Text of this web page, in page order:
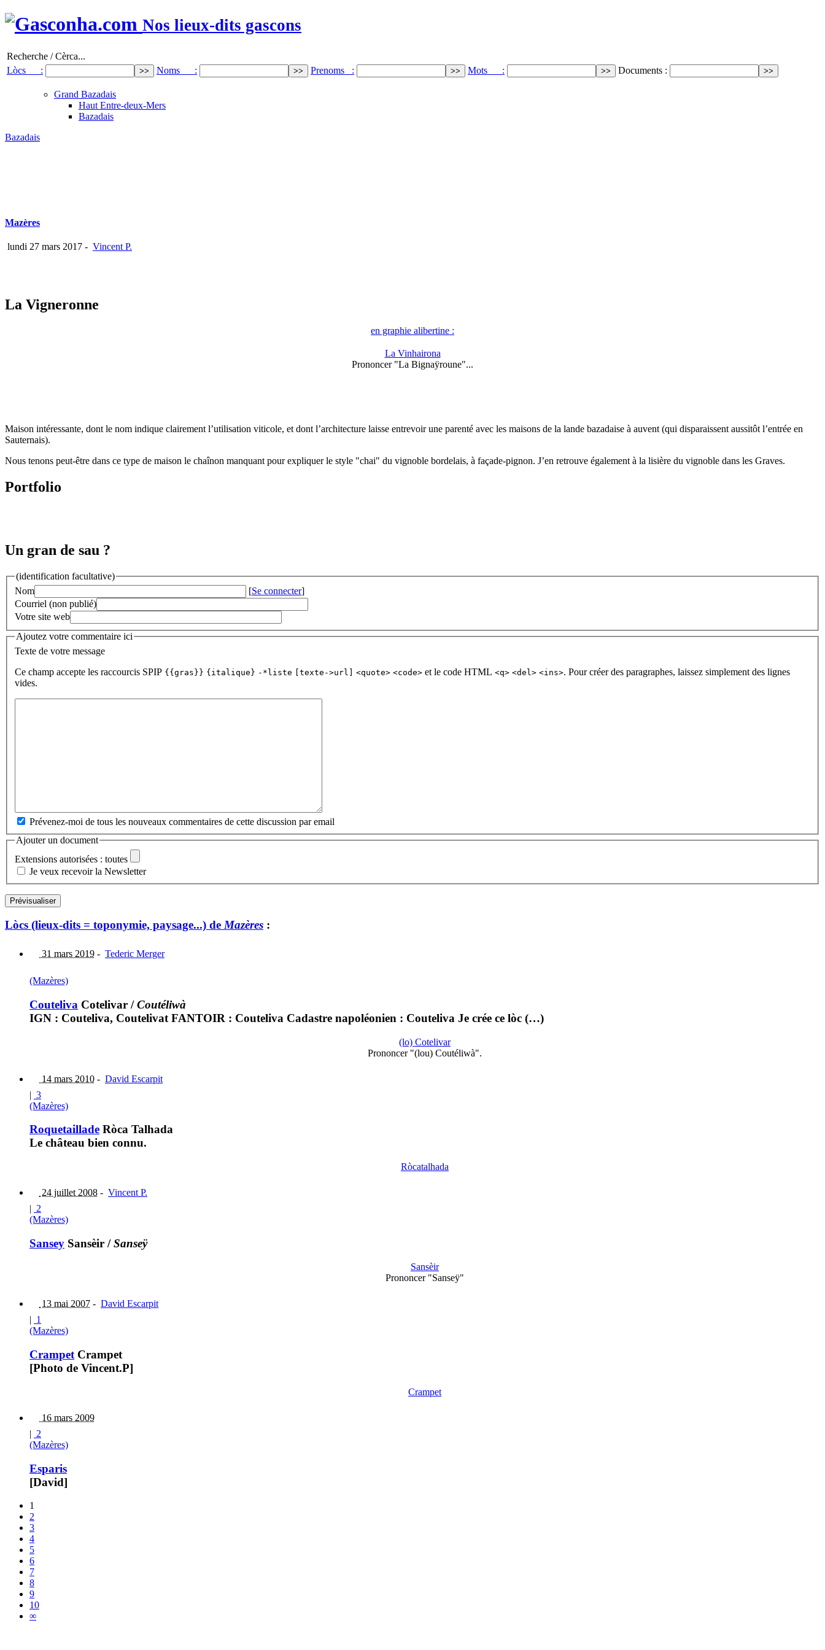
Nos lieux-dits gascons
Recherche / Cèrca...
Lòcs :
Noms : Prenoms : Mots : Documents :
Grand Bazadais
Haut Entre-deux-Mers
Bazadais
Bazadais
Mazères
lundi 27 mars 2017 - Vincent P.
La Vigneronne
en graphie alibertine :
La Vinhairona
Prononcer "La Bignaÿroune"...
Maison intéressante, dont le nom indique clairement l’utilisation viticole, et dont l’architecture laisse entrevoir une parenté avec les maisons de la lande bazadaise à auvent (qui disparaissent aussitôt l’entrée en
Sauternais).
Nous tenons peut-être dans ce type de maison le chaînon manquant pour expliquer le style "chai" du vignoble bordelais, à façade-pignon. J’en retrouve également à la lisière du vignoble dans les Graves.
Portfolio
Un gran de sau ?
(identification facultative)
Nom
[Se connecter]
Courriel (non publié)
Votre site web
Ajoutez votre commentaire ici
Texte de votre message
Ce champ accepte les raccourcis SPIP {{gras}} {italique} -*liste [texte->url] <quote> <code> et le code HTML <q> <del> <ins>. Pour créer des paragraphes, laissez simplement des lignes
vides.
Prévenez-moi de tous les nouveaux commentaires de cette discussion par email
Ajouter un document
Extensions autorisées : toutes
Je veux recevoir la Newsletter
Lòcs (lieux-dits = toponymie, paysage...) deMazères :
31 mars 2019 - Tederic Merger
(Mazères)
Couteliva Cotelivar /Coutéliwà
IGN : Couteliva, Coutelivat FANTOIR : Couteliva Cadastre napoléonien : Couteliva Je crée ce lòc (…)
(lo) Cotelivar
Prononcer "(lou) Coutéliwà".
14 mars 2010 - David Escarpit
| 3
(Mazères)
Roquetaillade Ròca Talhada
Le château bien connu.
Ròcatalhada
24 juillet 2008 - Vincent P.
| 2
(Mazères)
Sansey Sansèir /Sanseÿ
Sansèir
Prononcer "Sanseÿ"
13 mai 2007 - David Escarpit
| 1
(Mazères)
Crampet Crampet
[Photo de Vincent.P]
Crampet
16 mars 2009
| 2
(Mazères)
Esparis
[David]
1
2
3
4
5
6
7
8
9
10
∞